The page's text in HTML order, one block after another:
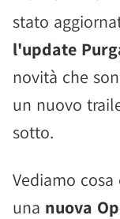
stato
l'update
novità che
un nuovo
sotto.
Vediamo
una nuova